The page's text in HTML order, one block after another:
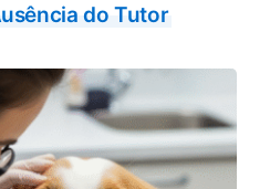
do Tutor